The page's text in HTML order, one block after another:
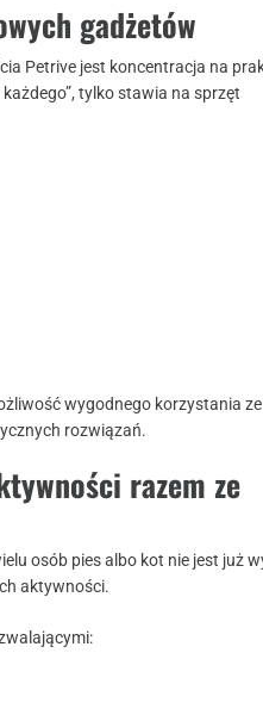
gadżetów
Petrive jest koncentracja na
tylko stawia na sprzęt
wygodnego korzystania
rozwiązań.
razem ze
osób pies albo kot nie jest już
aktywności.